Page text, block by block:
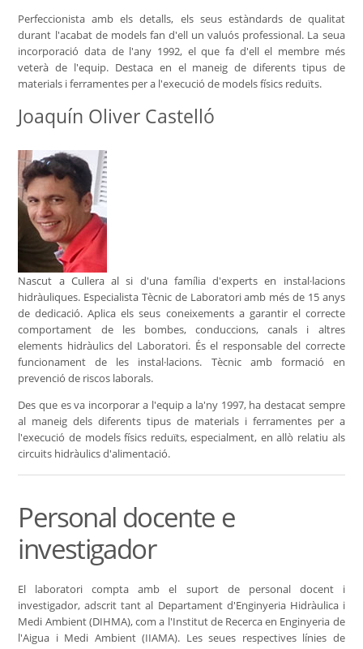
Perfeccionista amb els detalls, els seus estàndards de qualitat
durant l'acabat de models fan d'ell un valuós professional. La seua
incorporació data de l'any 1992, el que fa d'ell el membre més
veterà de l'equip. Destaca en el maneig de diferents tipus de
materials i ferramentes per a l'execució de models físics reduïts.
Joaquín Oliver Castelló
Nascut a Cullera al si d'una família d'experts en instal·lacions
hidràuliques. Especialista Tècnic de Laboratori amb més de 15 anys
de dedicació. Aplica els seus coneixements a garantir el correcte
comportament de les bombes, conduccions, canals i altres
elements hidràulics del Laboratori. És el responsable del correcte
funcionament de les instal·lacions. Tècnic amb formació en
prevenció de riscos laborals.
Des que es va incorporar a l'equip a la'ny 1997, ha destacat sempre
al maneig dels diferents tipus de materials i ferramentes per a
l'execució de models físics reduïts, especialment, en allò relatiu als
circuits hidràulics d'alimentació.
Personal docente e
investigador
El laboratori compta amb el suport de personal docent i
investigador, adscrit tant al Departament d'Enginyeria Hidràulica i
Medi Ambient (DIHMA), com a l'Institut de Recerca en Enginyeria de
l'Aigua i Medi Ambient (IIAMA). Les seues respectives línies de